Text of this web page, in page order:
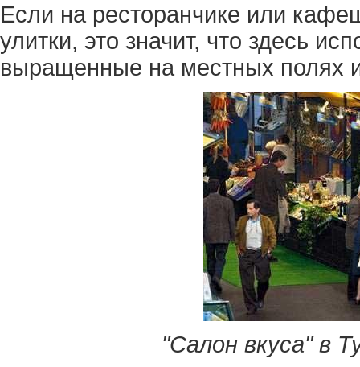
Если на ресторанчике или
улитки, это значит, что здесь
выращенные на местных полях
"Салон вкуса" в